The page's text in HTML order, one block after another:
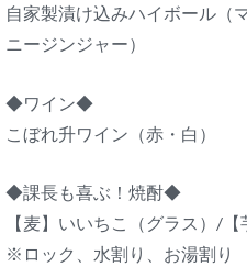
自家製漬け込みハイボール（
ニージンジャー）
◆ワイン◆
こぼれ升ワイン（赤・白）
◆課長も喜ぶ！焼酎◆
【麦】いいちこ（グラス）/【
※ロック、水割り、お湯割り